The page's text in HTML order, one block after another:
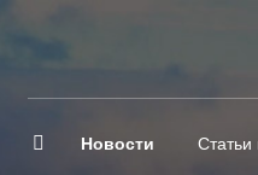
Новости Статьи